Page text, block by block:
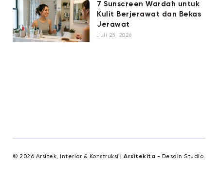
7 Sunscreen Wardah untuk
Kulit Berjerawat dan Bekas
Jerawat
Juli 25, 2026
© 2026 Arsitek, Interior & Konstruksi |Arsitekita - Desain Studio.